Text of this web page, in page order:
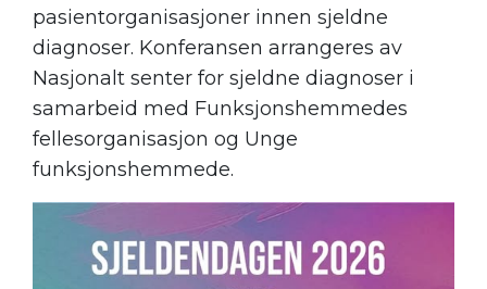
pasientorganisasjoner innen sjeldne
diagnoser. Konferansen arrangeres av
Nasjonalt senter for sjeldne diagnoser i
samarbeid med Funksjonshemmedes
fellesorganisasjon og Unge
funksjonshemmede.